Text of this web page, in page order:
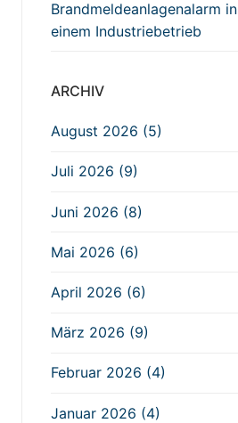
Brandmeldeanlagenalarm in
einem Industriebetrieb
ARCHIV
August 2026 (5)
Juli 2026 (9)
Juni 2026 (8)
Mai 2026 (6)
April 2026 (6)
März 2026 (9)
Februar 2026 (4)
Januar 2026 (4)